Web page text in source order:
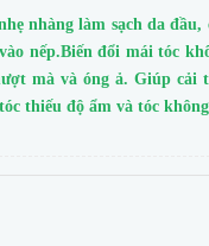
nhàng làm sạch da đầu,
nếp.Biến đổi mái tóc
mà và óng ả. Giúp cải
thiếu độ ẩm và tóc